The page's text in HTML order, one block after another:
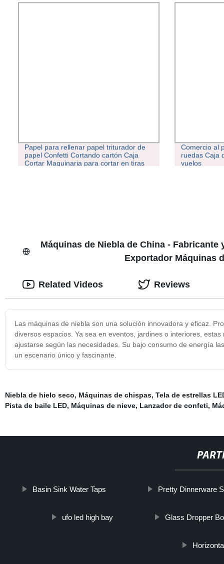
lente transparente
Papel para rellenar papel triturador de
papel Confetti Cortando cartón Caja
Cortar Maquinaria para cortar en tiras
Comercio al
ruedas Caja
vuelos
Máquinas de Niebla de China -
Exportador Máquinas
Las máquinas de niebla son una solución innovadora y eficaz.
diversos espacios. Ya sea en eventos, jardines o interiores,
ajustarse según las necesidades. Su bajo consumo de energía
un escenario único y fascinante.
Related Videos Reviews
Niebla de hielo seco, Máquinas de chispas, Tela de estrellas
Pista de baile LED, Máquinas de nieve, Lanzador de confeti,
Basin Sink Water Taps Pretty Dinnerware
ufo led high bay Glass Dropper